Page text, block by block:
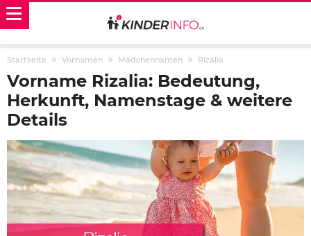
Startseite Vornamen Mädchennamen Rizalia
Vorname Rizalia: Bedeutung,
Herkunft, Namenstage & weitere
Details